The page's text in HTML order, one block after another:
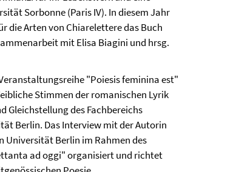
Sorbonne (Paris IV). In diesem Jahr
die Arten von Chiarelettere das Buch
mit Elisa Biagini und hrsg.
"Poiesis feminina est"
Stimmen der romanischen Lyrik
Gleichstellung des Fachbereichs
Berlin. Das Interview mit der Autorin
Berlin im Rahmen des
ad oggi" organisiert und richtet